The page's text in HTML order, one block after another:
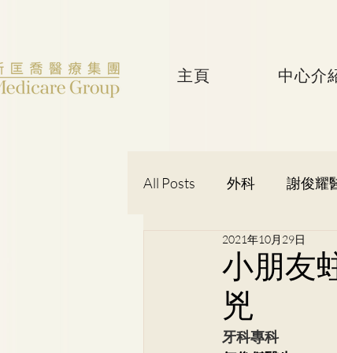
主頁 中心介
All Posts 外科 謝俊耀
黃潔華醫生
吳健聰醫生
小朋友
兇
2021年10月29日
牙科專科